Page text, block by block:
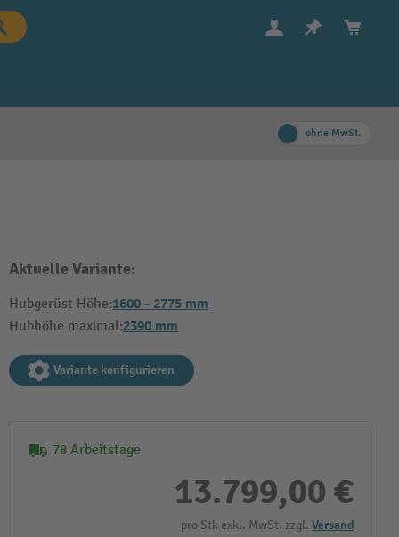
ohne MwSt.
Aktuelle Variante:
Hubgerüst Höhe:1600 - 2775 mm
Hubhöhe maximal:2390 mm
Variante konfigurieren
78 Arbeitstage
13.799,00 €
pro Stk exkl. MwSt. zzgl. Versand